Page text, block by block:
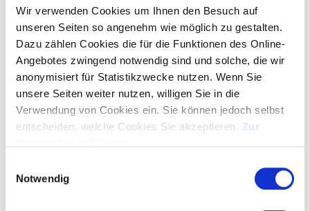
Wir verwenden Cookies um Ihnen den Besuch auf
unseren Seiten so angenehm wie möglich zu gestalten.
Dazu zählen Cookies die für die Funktionen des Online-
Angebotes zwingend notwendig sind und solche, die wir
anonymisiert für Statistikzwecke nutzen. Wenn Sie
unsere Seiten weiter nutzen, willigen Sie in die
Verwendung von Cookies ein. Sie können jedoch selbst
entscheiden, welche Cookies Sie akzeptieren. Zur
Notwendig
ANGEBOT ALS PDF
GRATIS-LAYOUT
SERVICE HOTLINE